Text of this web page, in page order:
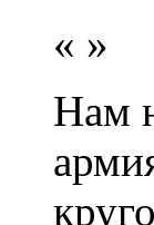
« »
Нам